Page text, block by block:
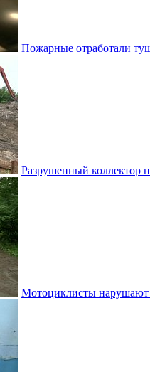
Пожарные отработали
Разрушенный коллектор
Мотоциклисты нарушают